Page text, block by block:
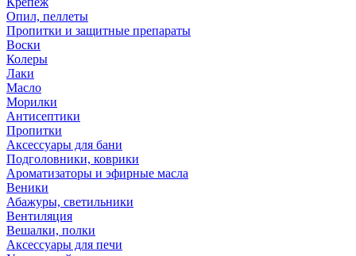
Опил, пеллеты
Пропитки и защитные препараты
Воски
Колеры
Лаки
Масло
Морилки
Антисептики
Пропитки
Аксессуары для бани
Подголовники, коврики
Ароматизаторы и эфирные масла
Веники
Абажуры, светильники
Вентиляция
Вешалки, полки
Аксессуары для печи